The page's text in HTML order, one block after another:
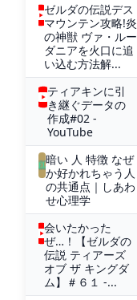
ゼルダの伝説デス
マウンテン攻略!炎
の神獣 ヴァ・ルー
ダニアを火口に追
い込む方法解...
ティアキンに引
き継ぐデータの
作成#02 -
YouTube
暗い 人 特徴 なぜ
か好かれちゃう人
の共通点｜しあわ
せ心理学
会いたかった
ぜ…！【ゼルダの
伝説 ティアーズ
オブ ザ キングダ
ム】＃６１ -...